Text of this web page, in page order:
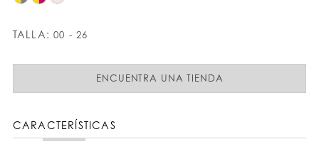
TALLA: 00 - 26
ENCUENTRA UNA TIENDA
CARACTERÍSTICAS